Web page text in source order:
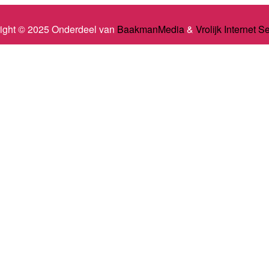
© 2025 Onderdeel van BaakmanMedia& Vrolijk Internet